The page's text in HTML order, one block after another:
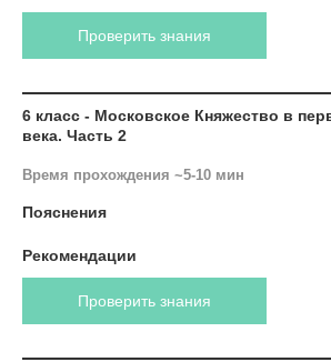
Проверить знания
6 класс - Московское Княжество в
века. Часть 2
Время прохождения ~5-10 мин
Пояснения
Рекомендации
Проверить знания